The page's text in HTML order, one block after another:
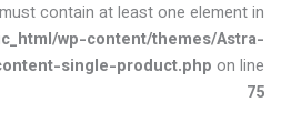
contain at least one element in
wp-content/themes/Astra-
single-product.php on line
75